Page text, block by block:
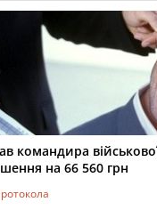
командира
на 66 560 грн